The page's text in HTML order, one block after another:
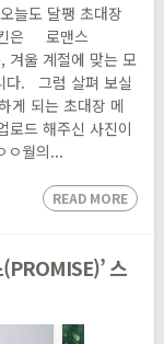
늘도 달팽 초대장
킨은 로맨스
울 계절에 맞는 모
다. 그럼 살펴 보실
되는 초대장 메
드 해주신 사진이
ㅇ월의...
READ MORE
스